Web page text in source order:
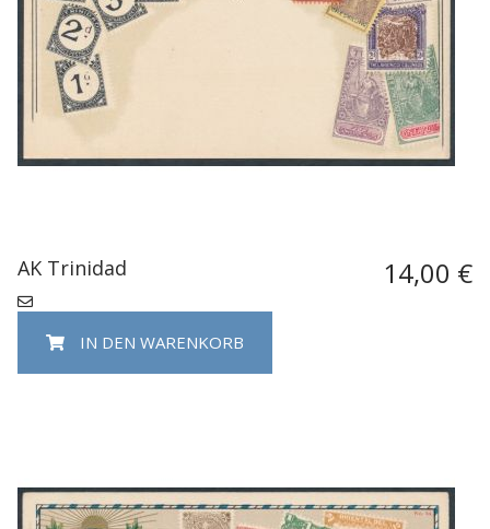
AK Trinidad 14,00 €
IN DEN WARENKORB